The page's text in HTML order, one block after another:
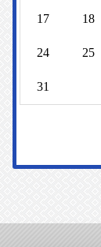
17 18
24 25
31